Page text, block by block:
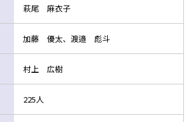
萩尾 麻衣子
加藤 優太、渡邉 彪斗
村上 広樹
225人